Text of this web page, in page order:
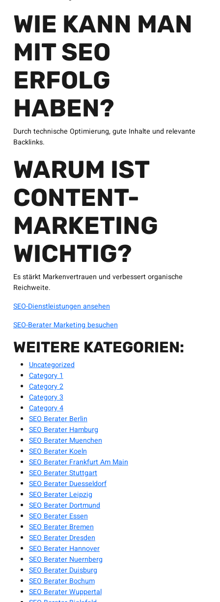
WIE KANN MAN
MIT SEO
ERFOLG
HABEN?
Durch technische Optimierung, gute Inhalte und relevante
Backlinks.
WARUM IST
CONTENT-
MARKETING
WICHTIG?
Es stärkt Markenvertrauen und verbessert organische
Reichweite.
SEO-Dienstleistungen ansehen
SEO-Berater Marketing besuchen
WEITERE KATEGORIEN:
Uncategorized
Category 1
Category 2
Category 3
Category 4
SEO Berater Berlin
SEO Berater Hamburg
SEO Berater Muenchen
SEO Berater Koeln
SEO Berater Frankfurt Am Main
SEO Berater Stuttgart
SEO Berater Duesseldorf
SEO Berater Leipzig
SEO Berater Dortmund
SEO Berater Essen
SEO Berater Bremen
SEO Berater Dresden
SEO Berater Hannover
SEO Berater Nuernberg
SEO Berater Duisburg
SEO Berater Bochum
SEO Berater Wuppertal